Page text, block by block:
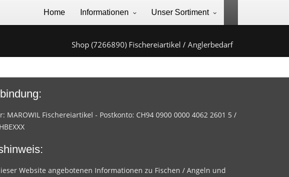
Home Informationen Unser Sortiment
Shop (7266890) Fischereiartikel / Anglerbedarf
MAROWIL Fischereiartikel - Postkonto: CH94 0900 0000 4062 2601 5 /
Website angebotenen Informationen zu Fischen / Angeln und